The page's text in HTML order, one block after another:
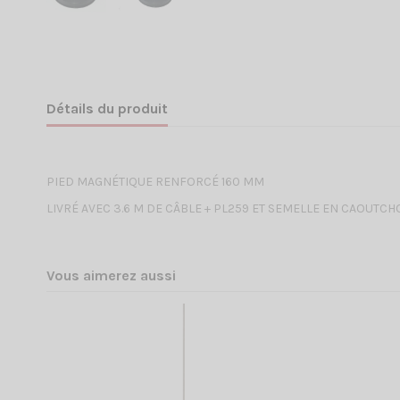
Détails du produit
PIED MAGNÉTIQUE RENFORCÉ 160 MM
LIVRÉ AVEC 3.6 M DE CÂBLE + PL259 ET SEMELLE EN
Vous aimerez aussi